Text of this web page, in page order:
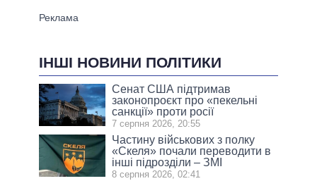
ІНШІ НОВИНИ ПОЛІТИКИ
Сенат США підтримав
законопроєкт про «пекельні
санкції» проти росії
7 серпня 2026, 20:55
Частину військових з полку
«Скеля» почали переводити в
інші підрозділи – ЗМІ
8 серпня 2026, 02:41